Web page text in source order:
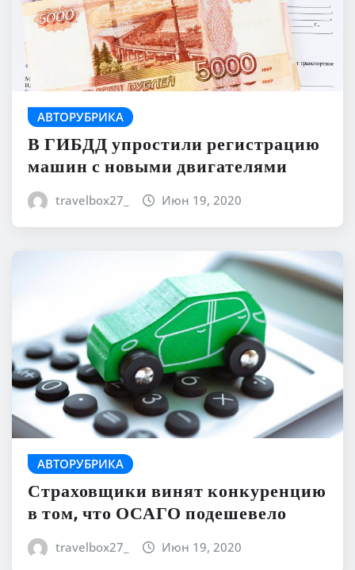
АВТОРУБРИКА
В ГИБДД упростили регистрацию
машин с новыми двигателями
travelbox27_ Июн 19, 2020
АВТОРУБРИКА
Страховщики винят конкуренцию
в том, что ОСАГО подешевело
travelbox27_ Июн 19, 2020